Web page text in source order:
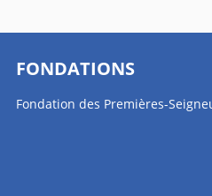
FONDATIONS
Fondation des Premières-